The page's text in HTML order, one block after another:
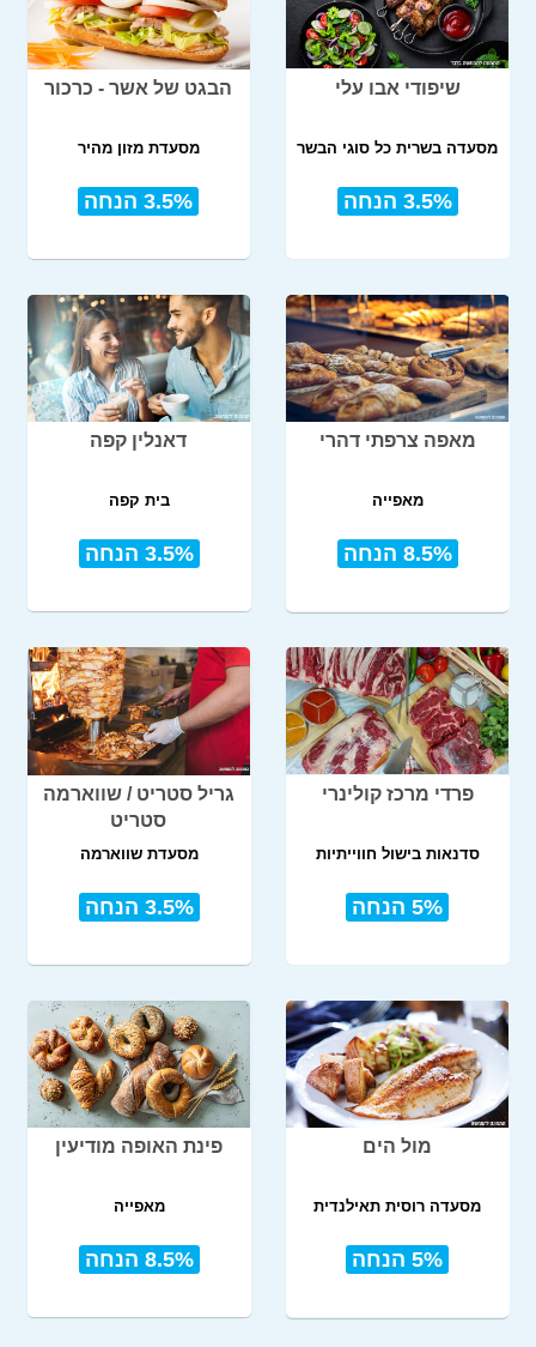
שיפודי אבו עלי
מסעדה בשרית כל סוגי הבשר
3.5% הנחה
הבגט של אשר - כרכור
מסעדת מזון מהיר
3.5% הנחה
מאפה צרפתי דהרי
מאפייה
8.5% הנחה
דאנלין קפה
בית קפה
3.5% הנחה
פרדי מרכז קולינרי
סדנאות בישול חווייתיות
5% הנחה
גריל סטריט / שווארמה
סטריט
מסעדת שווארמה
3.5% הנחה
מול הים
מסעדה רוסית תאילנדית
5% הנחה
פינת האופה מודיעין
מאפייה
8.5% הנחה